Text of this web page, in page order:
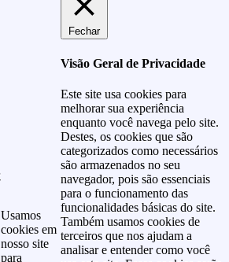
Usamos
cookies em
nosso site
para
Fechar
Visão Geral de Privacidade
Este site usa cookies para
melhorar sua experiência
enquanto você navega pelo site.
Destes, os cookies que são
categorizados como necessários
são armazenados no seu
navegador, pois são essenciais
para o funcionamento das
funcionalidades básicas do site.
Também usamos cookies de
terceiros que nos ajudam a
analisar e entender como você